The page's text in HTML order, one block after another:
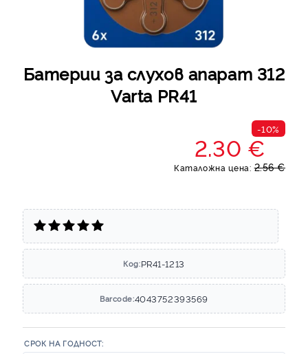
Батерии за слухов апарат 312
Varta PR41
-10%
2.30 €
Каталожна цена: 2.56 €
Код:PR41-1213
Barcode:4043752393569
СРОК НА ГОДНОСТ: